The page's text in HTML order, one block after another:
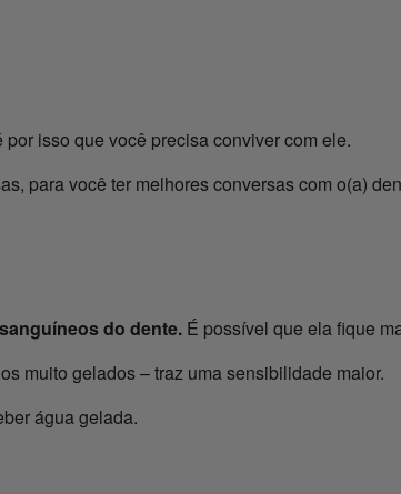
isso que você precisa conviver com ele.
para você ter melhores conversas com o(a)
do dente. É possível que ela fique
muito gelados – traz uma sensibilidade maior.
água gelada.